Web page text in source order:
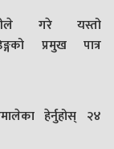
गरे यस्तो
प्रमुख पात्र
हेर्नुहोस् २४